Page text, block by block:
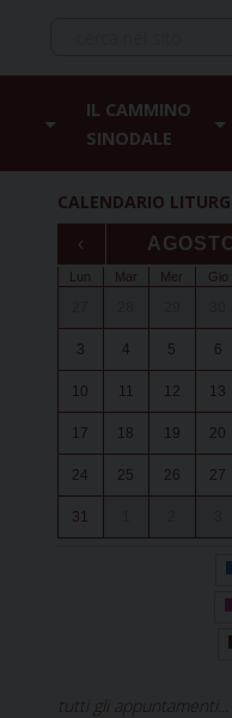
IL CAMMINO
SINODALE
CALENDARIO
‹
Lun Mar Mer Gio
3 4 5 6
10 11 12 13
17 18 19 20
24 25 26 27
31
tutti gli appuntamenti...